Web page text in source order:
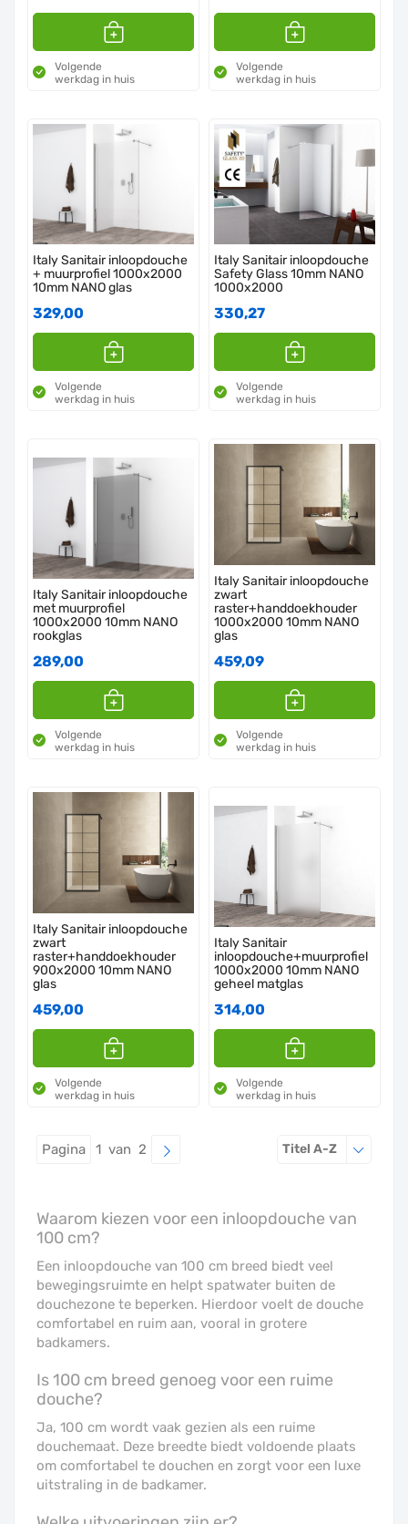
Volgende
werkdag in huis
Volgende
werkdag in huis
Italy Sanitair inloopdouche
+ muurprofiel 1000x2000
10mm NANO glas
329,00
Volgende
werkdag in huis
Italy Sanitair inloopdouche
Safety Glass 10mm NANO
1000x2000
330,27
Volgende
werkdag in huis
Italy Sanitair inloopdouche
met muurprofiel
1000x2000 10mm NANO
rookglas
289,00
Volgende
werkdag in huis
Italy Sanitair inloopdouche
zwart
raster+handdoekhouder
1000x2000 10mm NANO
glas
459,09
Volgende
werkdag in huis
Italy Sanitair inloopdouche
zwart
raster+handdoekhouder
900x2000 10mm NANO
glas
459,00
Volgende
werkdag in huis
Italy Sanitair
inloopdouche+muurprofiel
1000x2000 10mm NANO
geheel matglas
314,00
Volgende
werkdag in huis
Titel A-ZSorteren op
Pagina 1 van 2
Waarom kiezen voor een inloopdouche van
100 cm?
Een inloopdouche van 100 cm breed biedt veel
bewegingsruimte en helpt spatwater buiten de
douchezone te beperken. Hierdoor voelt de douche
comfortabel en ruim aan, vooral in grotere
badkamers.
Is 100 cm breed genoeg voor een ruime
douche?
Ja, 100 cm wordt vaak gezien als een ruime
douchemaat. Deze breedte biedt voldoende plaats
om comfortabel te douchen en zorgt voor een luxe
uitstraling in de badkamer.